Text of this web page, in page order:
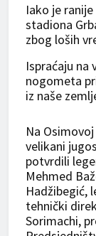
Iako je
stadiona
zbog loših
Ispraćaju na
nogometa
iz naše
Na
velikani
potvrdili
Mehmed
Hadžibegić,
tehnički
Sorimachi,